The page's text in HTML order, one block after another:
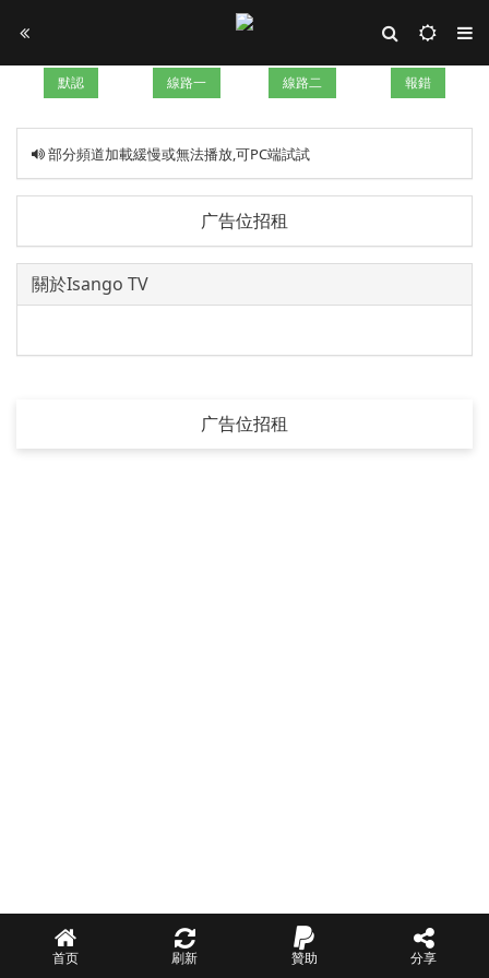
默認 線路一 線路二 報錯
部分頻道加載緩慢或無法播放,可PC端試試
广告位招租
關於Isango TV
广告位招租
首页 刷新 贊助 分享